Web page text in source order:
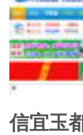
信宜玉